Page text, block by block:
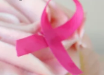
os dias